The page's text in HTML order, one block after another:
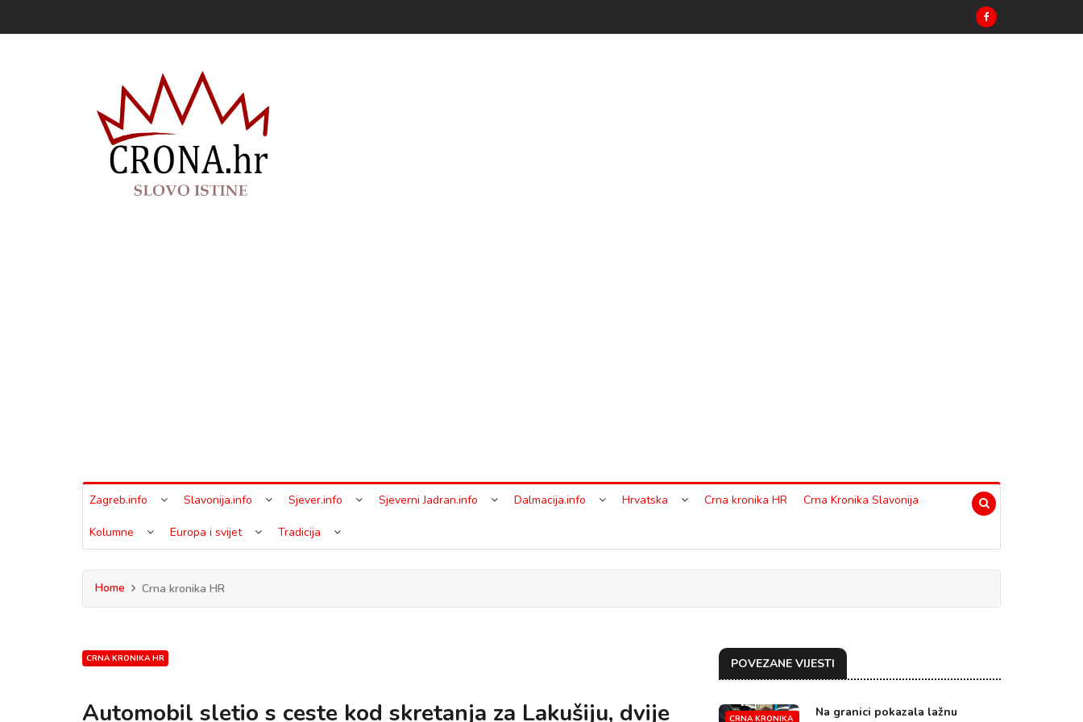
Zagreb.info Slavonija.info Sjever.info Sjeverni Jadran.info Dalmacija.info Hrvatska Crna kronika HR Crna Kronika Slavonija
Kolumne Europa i svijet Tradicija
Home Crna kronika HR
CRNA KRONIKA HR
Automobil sletio s ceste kod skretanja za Lakušiju, dvije
POVEZANE VIJESTI
CRNA KRONIKA
Na granici pokazala lažnu